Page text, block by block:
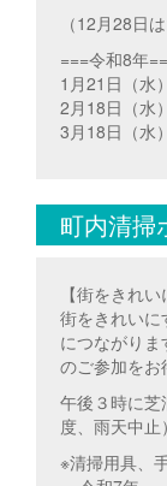
（12月28日
===令和8年
1月21日（水）
2月18日（水）
3月18日（水）
町内清掃
【街をきれい
街をきれいに
につながり
のご参加をお
午後３時に芝
度、雨天中止）
※清掃用具、